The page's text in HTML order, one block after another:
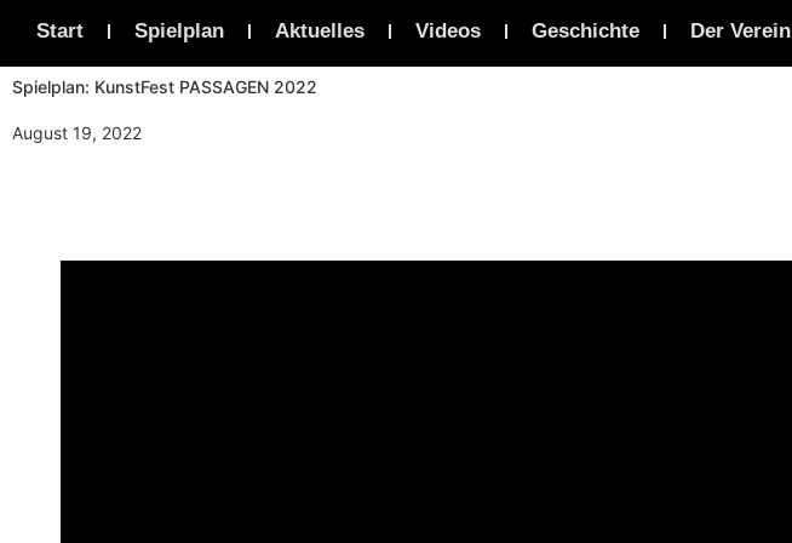
Start Spielplan Aktuelles Videos Geschichte Der Verein
Spielplan: KunstFest PASSAGEN 2022
August 19, 2022